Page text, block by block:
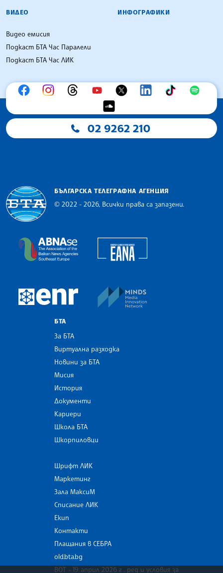
ВИДЕО
Видео емисия
Подкаст БТА Час Паралели
Подкаст БТА Час ЛИК
ИНФОГРАФИКИ
02 9262 210
БЪЛГАРСКА ТЕЛЕГРАФНА АГЕНЦИЯ
© 2022 - 2026, Всички права са запазени.
The Assocoation of the Balkan News Agencies
European Newsroom
БТА
За БТА
Виртуална разходка
Новини за БТА
Мисия
История
Документи
Кариери
Школа БТА
Шкорпиловци
Шрифт ЛИК
Маркетинг
Зала МаксиМ
Списание ЛИК
Екип
Контакти
Плащания в СЕБРА
old.bta.bg
ВОТ - 19 април 2026 г . ред и условия за